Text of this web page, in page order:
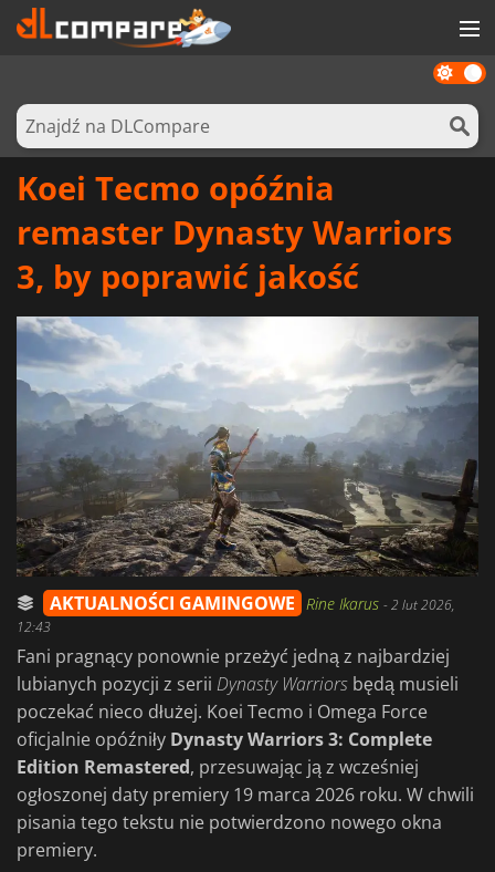
KARTY DO GIER
OPROGRAMOWANIE
AKTUALNOŚCI
Dark
mode
Koei Tecmo opóźnia
remaster Dynasty Warriors
3, by poprawić jakość
AKTUALNOŚCI GAMINGOWE Rine Ikarus -2 lut 2026,
12:43
Fani pragnący ponownie przeżyć jedną z najbardziej
lubianych pozycji z serii Dynasty Warriors będą musieli
poczekać nieco dłużej. Koei Tecmo i Omega Force
oficjalnie opóźniły Dynasty Warriors 3: Complete
Edition Remastered, przesuwając ją z wcześniej
ogłoszonej daty premiery 19 marca 2026 roku. W chwili
pisania tego tekstu nie potwierdzono nowego okna
premiery.